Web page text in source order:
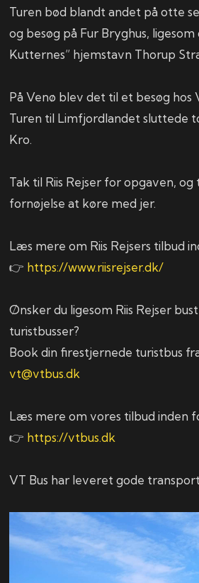
Turen bød blandt andet på otte
og besøg på Fur Bryghus,
Kutternes” hjemstavn Thorup
På Venø blev det til et besøg hos
Turen til Limfjordlandet sluttede
Kro.
Tak til Riis Rejser for opgaven,
fornøjelse at køre med jer.
Læs mere om Riis Rejsers tilbud
👉 https://www.riisrejser.dk/
Ønsker du ligesom Riis Rejser
turistbusser?
Book din firestjernede turistbus
vt@vtbus.dk
Læs mere om vores tilbud inden
👉 https://vtbus.dk
VT Bus har leveret gode